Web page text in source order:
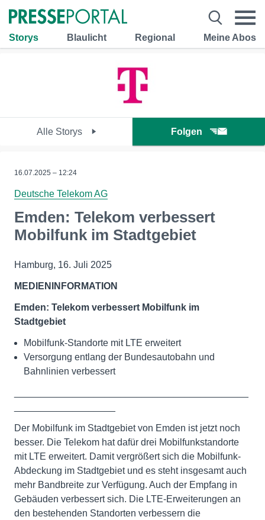
Storys Blaulicht Regional Meine Abos
Alle Storys Folgen
16.07.2025 – 12:24
Deutsche Telekom AG
Emden: Telekom verbessert
Mobilfunk im Stadtgebiet
Hamburg, 16. Juli 2025
MEDIENINFORMATION
Emden: Telekom verbessert Mobilfunk im
Stadtgebiet
Mobilfunk-Standorte mit LTE erweitert
Versorgung entlang der Bundesautobahn und
Bahnlinien verbessert
Der Mobilfunk im Stadtgebiet von Emden ist jetzt noch
besser. Die Telekom hat dafür drei Mobilfunkstandorte
mit LTE erweitert. Damit vergrößert sich die Mobilfunk-
Abdeckung im Stadtgebiet und es steht insgesamt auch
mehr Bandbreite zur Verfügung. Auch der Empfang in
Gebäuden verbessert sich. Die LTE-Erweiterungen an
den bestehenden Standorten verbessern die